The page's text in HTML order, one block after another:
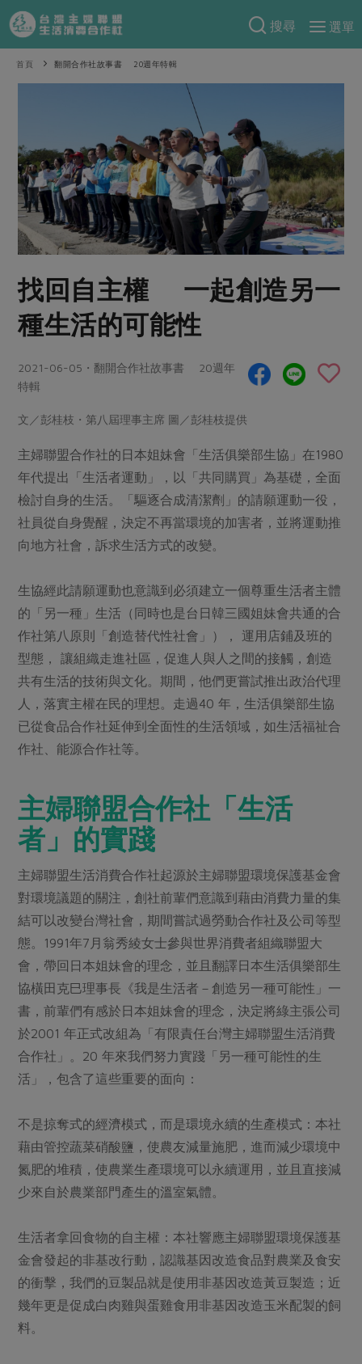
搜尋
選單
產品分類
當令水果
芽苗類 蕈菇類
辛香料類
奶蛋豆・五穀
蛋 乳製品
豆製品 米麵雜糧
肉品・水產
畜產肉類 水產
水畜加工品
調味醬料/南北貨 烘焙
休閒零嘴 沖泡飲品
保健食品
美妝保養 個人清潔
家庭清潔 織品
日用品 圖書禮品
防災用品
素食專區
米食
麵食
肉食
海鮮
常備菜
蔬食
蛋料理
料理方式
烘焙．點心
醬料
湯品．鍋物
漬物
涼拌沙拉
主題食譜
異國料理
年菜食譜
節慶大餐
高麗菜海鮮煎餅
預購活動
把最好的台灣味帶回家！
防災用品預購圓滿結束
更多預購活動
合作25-經典快閃最後一週
合作25-精選產品第四彈
更多當季產品
議題活動
主婦聯盟X樂齡網特約優惠案
30%rPET紅烏龍茶
2024農業發展計畫年度報告
更多議題活動
把最好的台灣味帶回家！
綠主張
觀點文章
主婦食堂 一籃菜真心話
社內大小事 合作聯合國
產品故事 生活提案
樂齡生活 親子食育
廚房瑜伽
關注議題
減硝酸鹽 惜食
非基改運動 支持本土農糧
廢核運動 能源議題
減添加物 減塑減廢
更多議題
生活者e週報
綠主張月刊
典藏閱覽室
關於合作社
關於我們
合作社組織
硝酸鹽檢驗
社員權益
合作社法規
社務專區
選舉專區
最新消息
媒體報導
下載專區
地區活動
社務會議
活動報下載
首頁 翻開合作社故事書 20週年特輯
找回自主權 一起創造另一
種生活的可能性
2021-06-05・翻開合作社故事書 20週年
特輯
文／彭桂枝・第八屆理事主席 圖／彭桂枝提供
主婦聯盟合作社的日本姐妹會「生活俱樂部生協」在1980
年代提出「生活者運動」，以「共同購買」為基礎，全面
檢討自身的生活。「驅逐合成清潔劑」的請願運動一役，
社員從自身覺醒，決定不再當環境的加害者，並將運動推
向地方社會，訴求生活方式的改變。
生協經此請願運動也意識到必須建立一個尊重生活者主體
的「另一種」生活（同時也是台日韓三國姐妹會共通的合
作社第八原則「創造替代性社會」）， 運用店鋪及班的
型態， 讓組織走進社區，促進人與人之間的接觸，創造
共有生活的技術與文化。期間，他們更嘗試推出政治代理
人，落實主權在民的理想。走過40 年，生活俱樂部生協
已從食品合作社延伸到全面性的生活領域，如生活福祉合
作社、能源合作社等。
主婦聯盟合作社「生活
者」的實踐
主婦聯盟生活消費合作社起源於主婦聯盟環境保護基金會
對環境議題的關注，創社前輩們意識到藉由消費力量的集
結可以改變台灣社會，期間嘗試過勞動合作社及公司等型
態。1991年7月翁秀綾女士參與世界消費者組織聯盟大
會，帶回日本姐妹會的理念，並且翻譯日本生活俱樂部生
協橫田克巳理事長《我是生活者－創造另一種可能性」一
書，前輩們有感於日本姐妹會的理念，決定將綠主張公司
於2001 年正式改組為「有限責任台灣主婦聯盟生活消費
合作社」。20 年來我們努力實踐「另一種可能性的生
活」，包含了這些重要的面向：
不是掠奪式的經濟模式，而是環境永續的生產模式：本社
藉由管控蔬菜硝酸鹽，使農友減量施肥，進而減少環境中
氮肥的堆積，使農業生產環境可以永續運用，並且直接減
少來自於農業部門產生的溫室氣體。
生活者拿回食物的自主權：本社響應主婦聯盟環境保護基
金會發起的非基改行動，認識基因改造食品對農業及食安
的衝擊，我們的豆製品就是使用非基因改造黃豆製造；近
幾年更是促成白肉雞與蛋雞食用非基因改造玉米配製的飼
料。